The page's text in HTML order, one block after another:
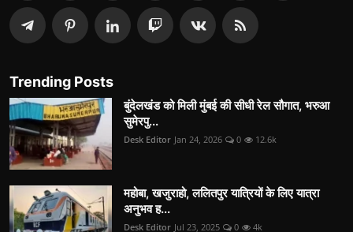
Trending Posts
बुंदेलखंड को मिली मुंबई की सीधी रेल सौगात, भरुआ
सुमेरपु...
Desk Editor Jan 24, 2026 0 12.6k
महोबा, खजुराहो, ललितपुर यात्रियों के लिए यात्रा
अनुभव ह...
Desk Editor Jul 23, 2025 0 4k